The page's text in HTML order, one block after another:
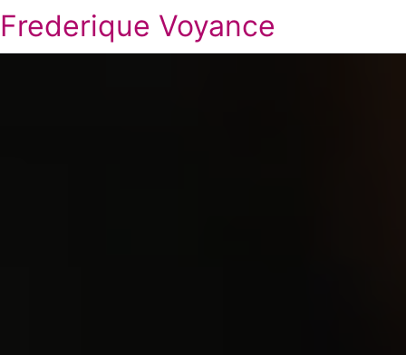
Frederique Voyance